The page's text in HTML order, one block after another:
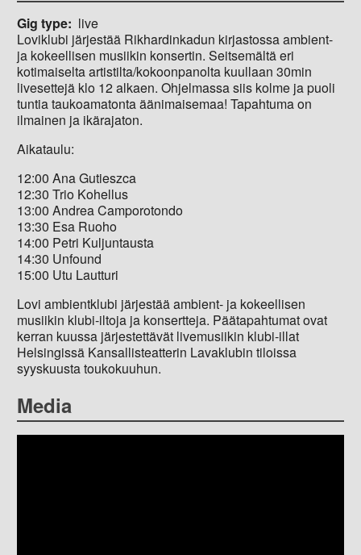
Gig type
live
Loviklubi järjestää Rikhardinkadun kirjastossa ambient-
ja kokeellisen musiikin konsertin. Seitsemältä eri
kotimaiselta artistilta/kokoonpanolta kuullaan 30min
livesettejä klo 12 alkaen. Ohjelmassa siis kolme ja puoli
tuntia taukoamatonta äänimaisemaa! Tapahtuma on
ilmainen ja ikärajaton.
Aikataulu:
12:00 Ana Gutieszca
12:30 Trio Kohellus
13:00 Andrea Camporotondo
13:30 Esa Ruoho
14:00 Petri Kuljuntausta
14:30 Unfound
15:00 Utu Lautturi
Lovi ambientklubi järjestää ambient- ja kokeellisen
musiikin klubi-iltoja ja konsertteja. Päätapahtumat ovat
kerran kuussa järjestettävät livemusiikin klubi-illat
Helsingissä Kansallisteatterin Lavaklubin tiloissa
syyskuusta toukokuuhun.
Media